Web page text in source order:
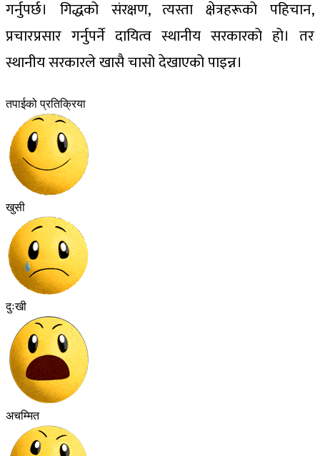
गर्नुपर्छ। गिद्धको संरक्षण, त्यस्ता क्षेत्रहरूको पहिचान,
प्रचारप्रसार गर्नुपर्ने दायित्व स्थानीय सरकारको हो। तर
स्थानीय सरकारले खासै चासो देखाएको पाइन्न।
तपाईको प्रतिक्रिया
खुसी
दुःखी
अचम्मित